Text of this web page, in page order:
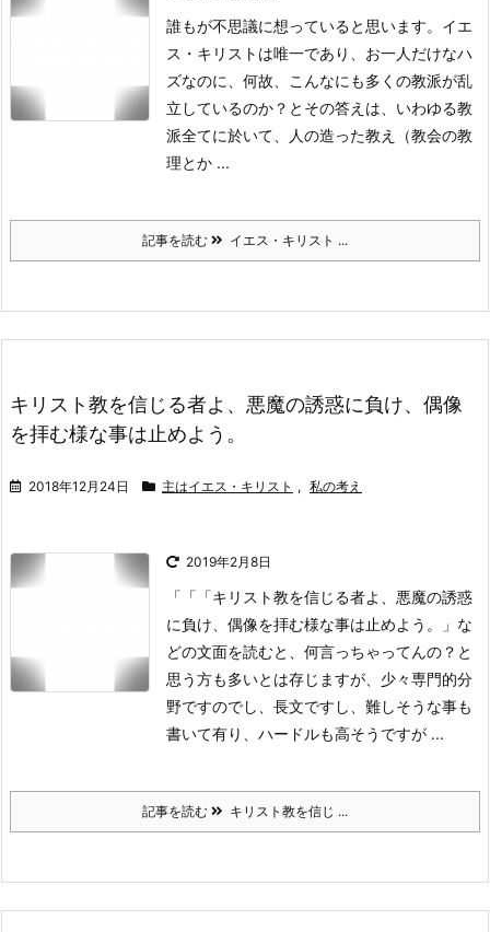
誰もが不思議に想っていると思います。 イエ
ス・キリストは唯一であり、お一人だけなハ
ズなのに、何故、こんなにも多くの教派が乱
立しているのか？と その答えは、いわゆる教
派全てに於いて、人の造った教え（教会の教
理とか ...
記事を読む イエス・キリスト ...
キリスト教を信じる者よ、悪魔の誘惑に負け、偶像
を拝む様な事は止めよう。
2018年12月24日 主はイエス・キリスト , 私の考え
2019年2月8日
「「「キリスト教を信じる者よ、悪魔の誘惑
に負け、偶像を拝む様な事は止めよう。」な
どの文面を読むと、何言っちゃってんの？と
思う方も多いとは存じますが、少々専門的分
野ですのでし、長文ですし、難しそうな事も
書いて有り、ハードルも高そうですが ...
記事を読む キリスト教を信じ ...